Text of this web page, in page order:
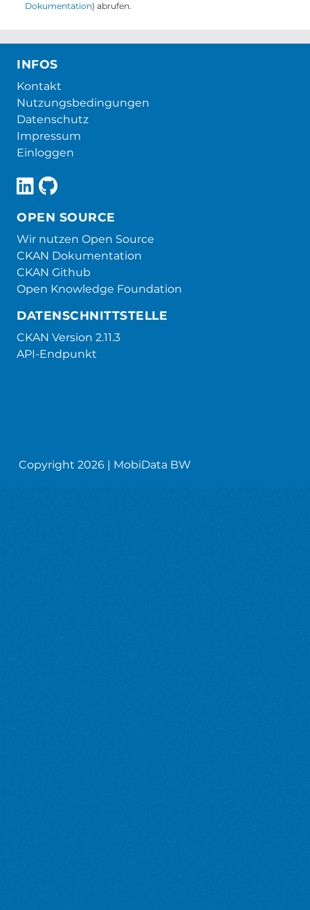
Dokumentation) abrufen.
INFOS
Kontakt
Nutzungsbedingungen
Datenschutz
Impressum
Einloggen
OPEN SOURCE
Wir nutzen Open Source
CKAN Dokumentation
CKAN Github
Open Knowledge Foundation
DATENSCHNITTSTELLE
CKAN Version 2.11.3
API-Endpunkt
Copyright 2026 | MobiData BW